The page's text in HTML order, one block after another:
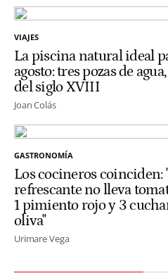
VIAJES
La piscina natural ideal
agosto: tres pozas de
del siglo XVIII
Joan Colás
GASTRONOMÍA
Los cocineros coinciden:
refrescante no lleva
1 pimiento rojo y 3
oliva"
Urimare Vega